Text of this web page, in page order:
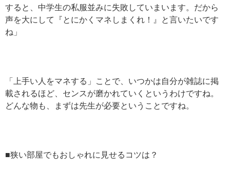
すると、中学生の私服並みに失敗していまいます。だから
声を大にして『とにかくマネしまくれ！』と言いたいです
ね」
「上手い人をマネする」ことで、いつかは自分が雑誌に掲
載されるほど、センスが磨かれていくというわけですね。
どんな物も、まずは先生が必要ということですね。
■狭い部屋でもおしゃれに見せるコツは？